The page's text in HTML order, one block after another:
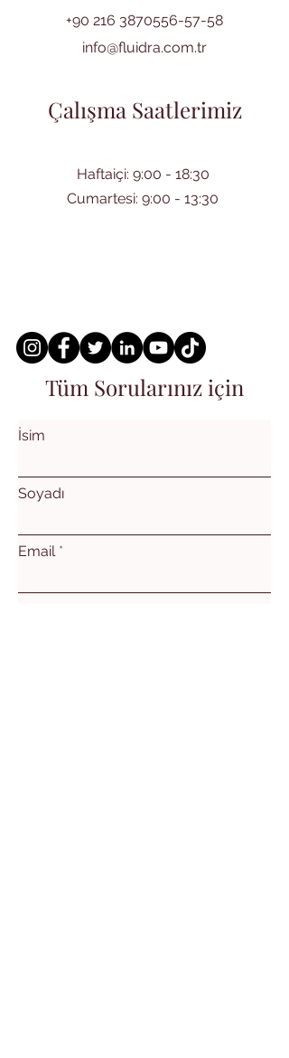
+90 216 3870556-57-58
info@fluidra.com.tr
Çalışma Saatlerimiz
Haftaiçi: 9:00 - 18:30
Cumartesi: 9:00 - 13:30
Tüm Sorularınız için
İsim
Soyadı
Email